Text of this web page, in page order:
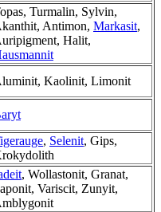
Turmalin, Sylvin,
Antimon, Markasit,
Halit,
Kaolinit, Limonit
, Selenit, Gips,
, Wollastonit, Granat,
Variscit, Zunyit,